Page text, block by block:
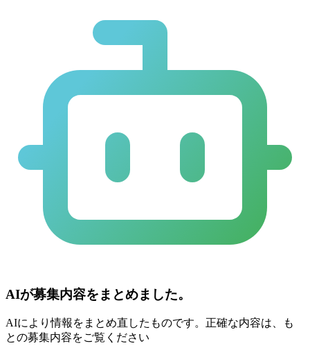
AIが募集内容をまとめました。
AIにより情報をまとめ直したものです。正確な内容は、も
との募集内容をご覧ください